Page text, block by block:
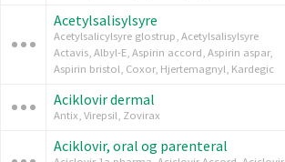
Acetylsalisylsyre
Acetylsalicylsyre glostrup, Acetylsalisylsyre
Actavis, Albyl-E, Aspirin accord, Aspirin aspar,
Aspirin bristol, Coxor, Hjertemagnyl, Kardegic
Aciklovir dermal
Antix, Virepsil, Zovirax
Aciklovir, oral og parenteral